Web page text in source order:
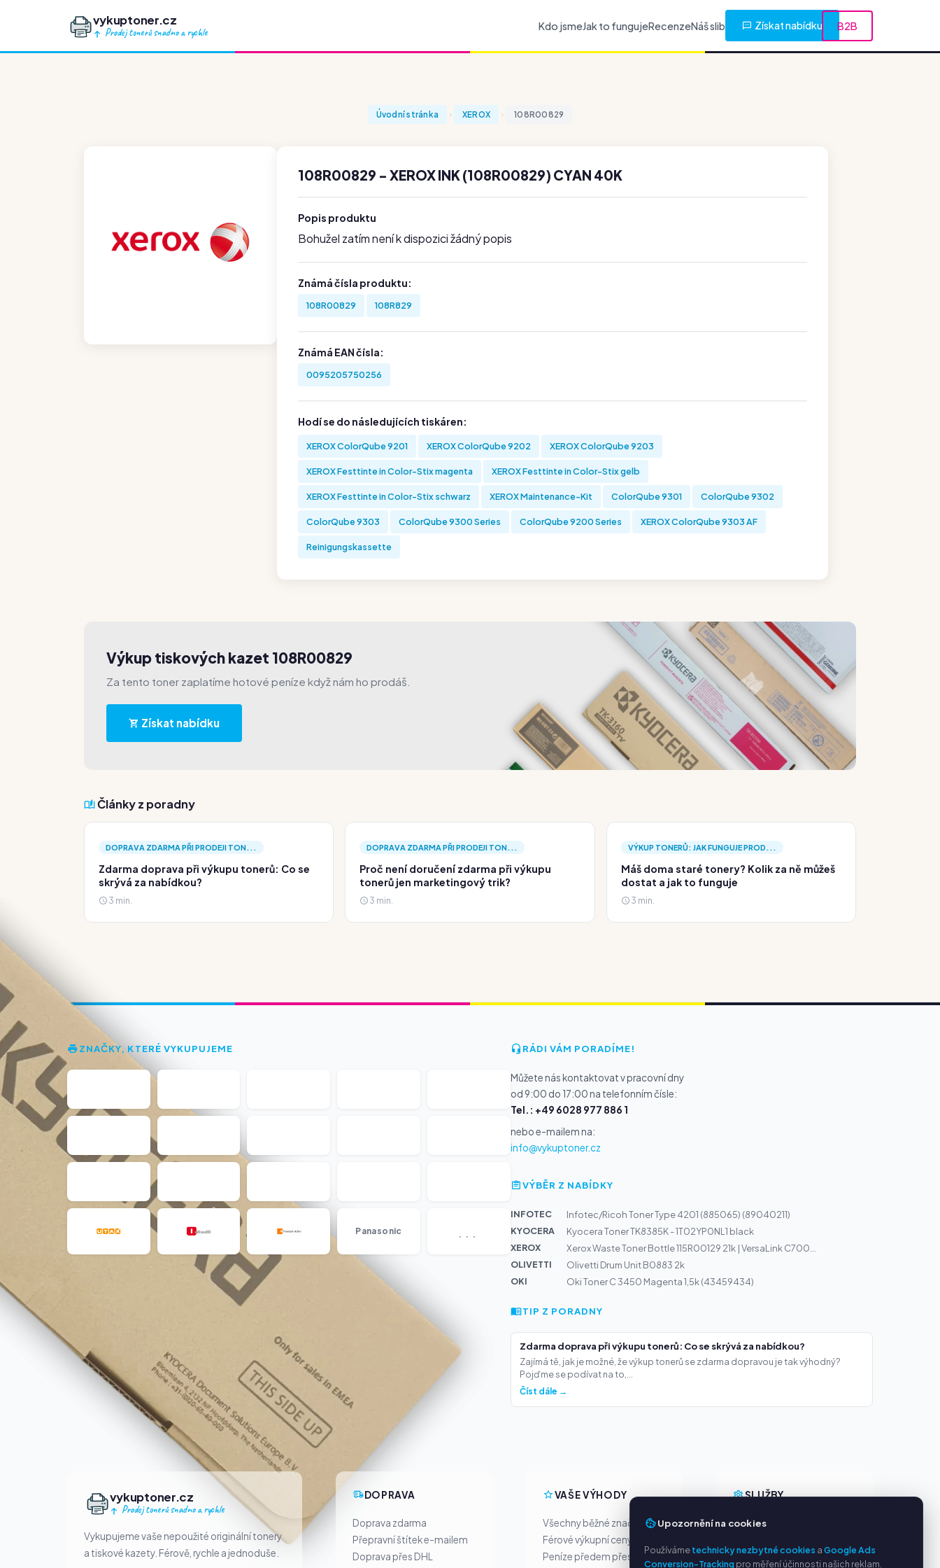
vykuptoner.cz
Prodej tonerů snadno a rychle
Kdo jsmeJak to fungujeRecenzeNáš slib Získat nabídku B2B
Úvodní stránka XEROX 108R00829
108R00829 - XEROX INK (108R00829) CYAN 40K
Popis produktu
Bohužel zatím není k dispozici žádný popis
Známá čísla produktu:
108R00829 108R829
Známá EAN čísla:
0095205750256
Hodí se do následujících tiskáren:
XEROX ColorQube 9201 XEROX ColorQube 9202 XEROX ColorQube 9203
XEROX Festtinte in Color-Stix magenta XEROX Festtinte in Color-Stix gelb
XEROX Festtinte in Color-Stix schwarz XEROX Maintenance-Kit ColorQube 9301 ColorQube 9302
ColorQube 9303 ColorQube 9300 Series ColorQube 9200 Series XEROX ColorQube 9303 AF
Reinigungskassette
Výkup tiskových kazet 108R00829
Za tento toner zaplatíme hotové peníze když nám ho prodáš.
Získat nabídku
Články z poradny
DOPRAVA ZDARMA PŘI PRODEJI TON...
Zdarma doprava při výkupu tonerů: Co se
skrývá za nabídkou?
3 min.
DOPRAVA ZDARMA PŘI PRODEJI TON...
Proč není doručení zdarma při výkupu
tonerů jen marketingový trik?
3 min.
VÝKUP TONERŮ: JAK FUNGUJE PROD...
Máš doma staré tonery? Kolik za ně můžeš
dostat a jak to funguje
3 min.
ZNAČKY, KTERÉ VYKUPUJEME
Panasonic ...
RÁDI VÁM PORADÍME!
Můžete nás kontaktovat v pracovní dny
od 9:00 do 17:00 na telefonním čísle:
Tel.: +49 6028 977 886 1
nebo e-mailem na:
info@vykuptoner.cz
VÝBĚR Z NABÍDKY
INFOTEC
Infotec/Ricoh Toner Type 4201 (885065) (89040211)
KYOCERA
Kyocera Toner TK8385K - 1T02YP0NL1 black
XEROX
Xerox Waste Toner Bottle 115R00129 21k | VersaLink C700...
OLIVETTI
Olivetti Drum Unit B0883 2k
OKI
Oki Toner C 3450 Magenta 1,5k (43459434)
TIP Z PORADNY
Zdarma doprava při výkupu tonerů: Co se skrývá za nabídkou?
Zajímá tě, jak je možné, že výkup tonerů se zdarma dopravou je tak výhodný?
Pojďme se podívat na to,...
Číst dále →
vykuptoner.cz
Prodej tonerů snadno a rychle
Vykupujeme vaše nepoužité originální tonery
a tiskové kazety. Férově, rychle a jednoduše.
DOPRAVA
Doprava zdarma
Přepravní štítek e-mailem
Doprava přes DHL
VAŠE VÝHODY
Všechny běžné značky
Férové výkupní ceny
Peníze předem přes PayPal
SLUŽBY
O nás
Kontakt / Právní informace
Upozornění na cookies
Používámetechnicky nezbytné cookies aGoogle Ads
Conversion-Trackingpro měření účinnosti našich reklam.